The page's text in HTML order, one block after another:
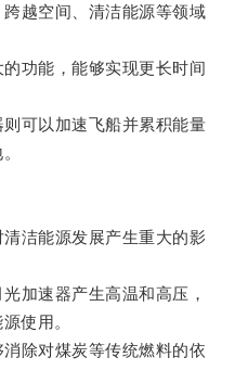
越空间、清洁能源等领域
功能，能够实现更长时间
可以加速飞船并累积能量
洁能源发展产生重大的影
速器产生高温和高压，
使用。
除对煤炭等传统燃料的依